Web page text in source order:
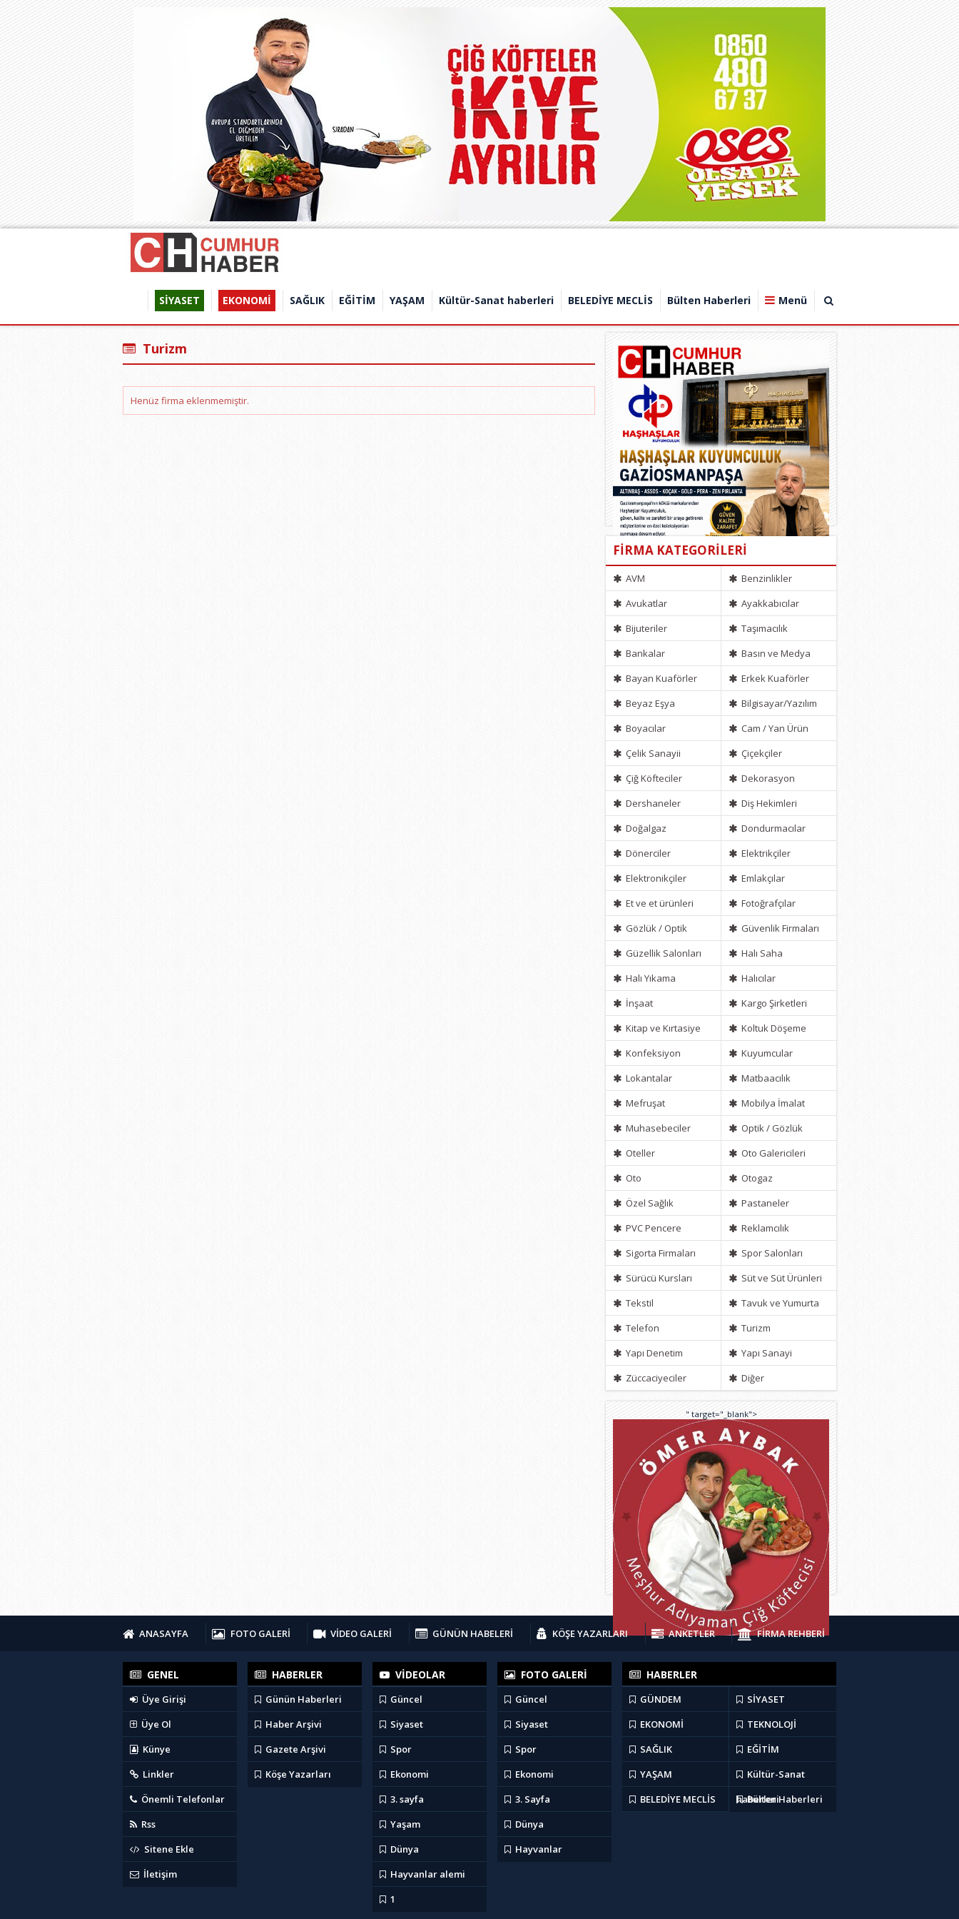
SİYASET EKONOMİ SAĞLIK EĞİTİM YAŞAM Kültür-Sanat haberleri BELEDİYE MECLİS Bülten Haberleri Menü
Turizm
Henüz firma eklenmemiştir.
FİRMA KATEGORİLERİ
AVM
Benzinlikler
Avukatlar
Ayakkabıcılar
Bijuteriler
Taşımacılık
Bankalar
Basın ve Medya
Bayan Kuaförler
Erkek Kuaförler
Beyaz Eşya
Bilgisayar/Yazılım
Boyacılar
Cam / Yan Ürün
Çelik Sanayii
Çiçekçiler
Çiğ Köfteciler
Dekorasyon
Dershaneler
Diş Hekimleri
Doğalgaz
Dondurmacılar
Dönerciler
Elektrikçiler
Elektronikçiler
Emlakçılar
Et ve et ürünleri
Fotoğrafçılar
Gözlük / Optik
Güvenlik Firmaları
Güzellik Salonları
Halı Saha
Halı Yıkama
Halıcılar
İnşaat
Kargo Şirketleri
Kitap ve Kırtasiye
Koltuk Döşeme
Konfeksiyon
Kuyumcular
Lokantalar
Matbaacılık
Mefruşat
Mobilya İmalat
Muhasebeciler
Optik / Gözlük
Oteller
Oto Galericileri
Oto
Otogaz
Özel Sağlık
Pastaneler
PVC Pencere
Reklamcılık
Sigorta Firmaları
Spor Salonları
Sürücü Kursları
Süt ve Süt Ürünleri
Tekstil
Tavuk ve Yumurta
Telefon
Turizm
Yapı Denetim
Yapı Sanayi
Züccaciyeciler
Diğer
" target="_blank">
ANASAYFA FOTO GALERİ VİDEO GALERİ GÜNÜN HABELERİ KÖŞE YAZARLARI ANKETLER FİRMA REHBERİ
GENEL
Üye Girişi
Üye Ol
Künye
Linkler
Önemli Telefonlar
Rss
Sitene Ekle
İletişim
HABERLER
Günün Haberleri
Haber Arşivi
Gazete Arşivi
Köşe Yazarları
VİDEOLAR
Güncel
Siyaset
Spor
Ekonomi
3. sayfa
Yaşam
Dünya
Hayvanlar alemi
1
FOTO GALERİ
Güncel
Siyaset
Spor
Ekonomi
3. Sayfa
Dünya
Hayvanlar
HABERLER
GÜNDEM
SİYASET
EKONOMİ
TEKNOLOJİ
SAĞLIK
EĞİTİM
YAŞAM
Kültür-Sanat
haberleri
BELEDİYE MECLİS Bülten Haberleri